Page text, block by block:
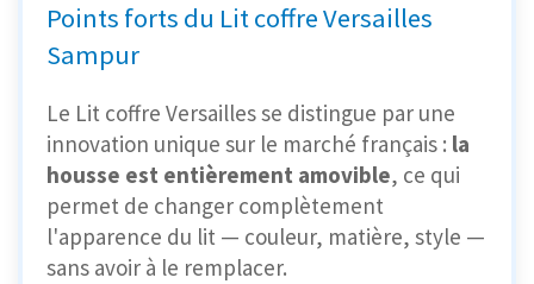
Points forts du Lit coffre Versailles
Sampur
Le Lit coffre Versailles se distingue par une
innovation unique sur le marché français : la
housse est entièrement amovible, ce qui
permet de changer complètement
l'apparence du lit — couleur, matière, style —
sans avoir à le remplacer.